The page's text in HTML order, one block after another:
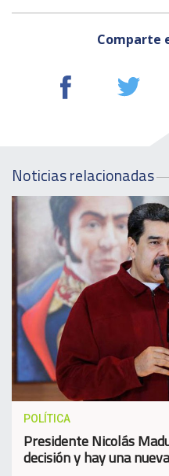
Comparte
Noticias relacionadas
POLÍTICA
Presidente Nicolás
decisión y hay una